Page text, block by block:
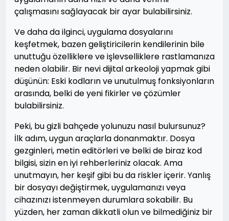
çalışmasını sağlayacak bir ayar bulabilirsiniz.
Ve daha da ilginci, uygulama dosyalarını
keşfetmek, bazen geliştiricilerin kendilerinin bile
unuttuğu özelliklere ve işlevselliklere rastlamanıza
neden olabilir. Bir nevi dijital arkeoloji yapmak gibi
düşünün: Eski kodların ve unutulmuş fonksiyonların
arasında, belki de yeni fikirler ve çözümler
bulabilirsiniz.
Peki, bu gizli bahçede yolunuzu nasıl bulursunuz?
İlk adım, uygun araçlarla donanmaktır. Dosya
gezginleri, metin editörleri ve belki de biraz kod
bilgisi, sizin en iyi rehberleriniz olacak. Ama
unutmayın, her keşif gibi bu da riskler içerir. Yanlış
bir dosyayı değiştirmek, uygulamanızı veya
cihazınızı istenmeyen durumlara sokabilir. Bu
yüzden, her zaman dikkatli olun ve bilmediğiniz bir